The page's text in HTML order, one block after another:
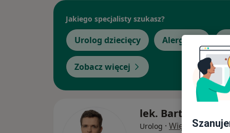
Jakiego specjalisty szukasz?
Urolog dziecięcy Alergolog
Zobacz więcej
lek. Bartosz Binek
Urolog · Więcej